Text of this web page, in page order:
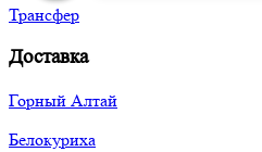
Трансфер
Доставка
Горный Алтай
Белокуриха